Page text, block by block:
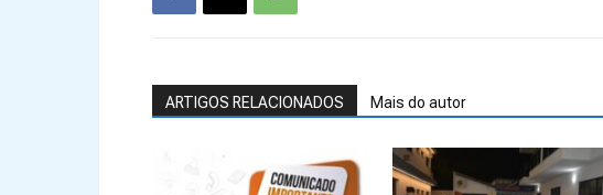
ARTIGOS RELACIONADOS Mais do autor